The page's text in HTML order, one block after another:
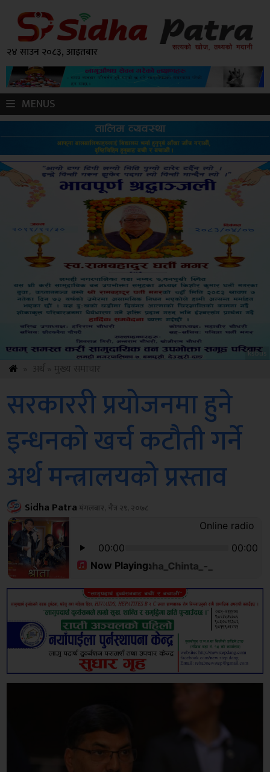
२४ साउन २०८३, आइतबार
MENUS
Sdc
सरकाररी प्रयोजनमा हुने
इन्धनको खर्च कटौती गर्ने
अर्थ मन्त्रालयको प्रस्ताव
Sidha Patraमंगलबार, चैत्र २९, २०७८